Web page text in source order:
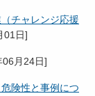
チャレンジ応援
01日]
06月24日]
険性と事例につ